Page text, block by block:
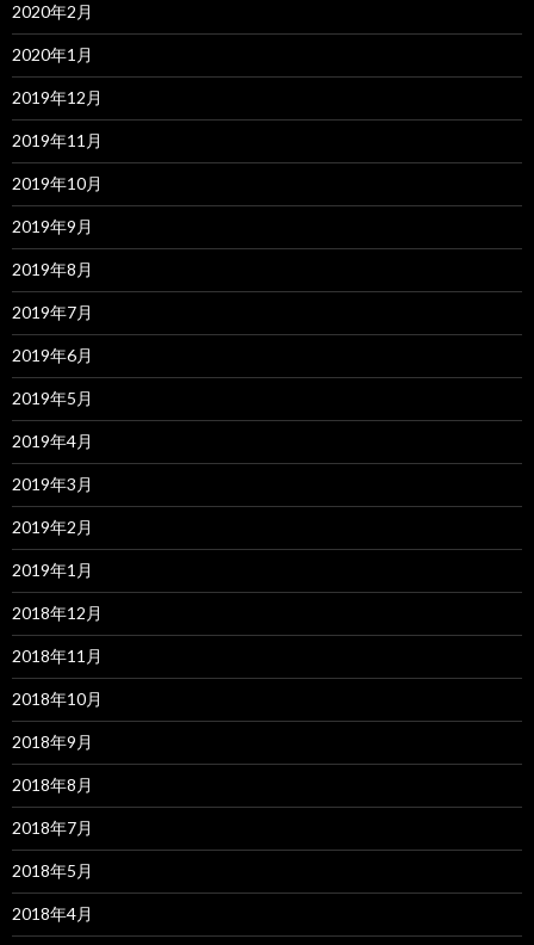
2020年2月
2020年1月
2019年12月
2019年11月
2019年10月
2019年9月
2019年8月
2019年7月
2019年6月
2019年5月
2019年4月
2019年3月
2019年2月
2019年1月
2018年12月
2018年11月
2018年10月
2018年9月
2018年8月
2018年7月
2018年5月
2018年4月